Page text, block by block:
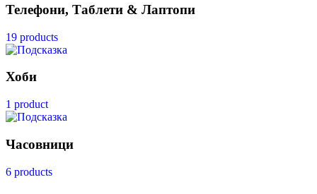
Телефони, Таблети & Лаптопи
19 products
Хоби
1 product
Часовници
6 products